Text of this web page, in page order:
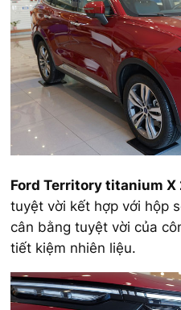
Ford Territory titanium X
tuyệt vời kết hợp với hộp
cân bằng tuyệt vời của
tiết kiệm nhiên liệu.